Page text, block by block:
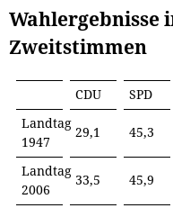
Wahlergebnisse
Zweitstimmen
CDU SPD
Landtag
1947
29,1 45,3
Landtag
2006
33,5 45,9